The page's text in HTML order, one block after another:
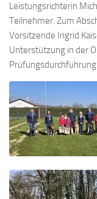
Leistungsrichterin
Teilnehmer. Zum
Vorsitzende Ingrid
Unterstützung in der